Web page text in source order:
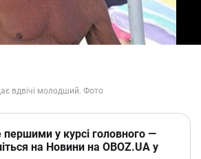
першими у курсі головного —
на Новини на OBOZ.UA у